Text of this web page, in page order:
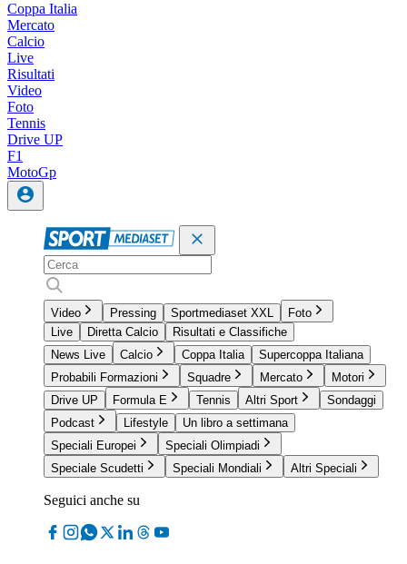
Coppa Italia
Mercato
Calcio
Live
Risultati
Video
Foto
Tennis
Drive UP
F1
MotoGp
Video Pressing Sportmediaset XXL
Foto
Live
Diretta Calcio
Risultati e Classifiche
News Live
Calcio Coppa Italia
Supercoppa Italiana
Probabili Formazioni
Squadre Mercato
Motori
Drive UP
Formula E Tennis Altri Sport
Sondaggi
Podcast
Lifestyle
Un libro a settimana
Speciali Europei
Speciali Olimpiadi
Speciale Scudetti
Speciali Mondiali Altri Speciali
Seguici anche su